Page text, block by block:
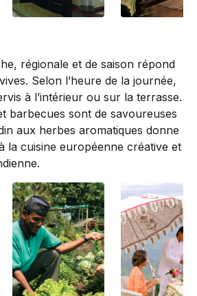
régionale et de saison répond
Selon l’heure de la journée,
à l’intérieur ou sur la terrasse.
barbecues sont de savoureuses
aux herbes aromatiques donne
la cuisine européenne créative et